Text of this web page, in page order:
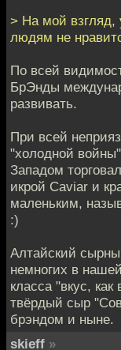
> На мой взгляд,
людям не
По всей
БрЭнды
развивать.
При всей
"холодной
Западом
икрой Caviar и
маленьким,
:)
Алтайский
немногих в
класса "вкус,
твёрдый сыр
брэндом и ныне.
skieff »